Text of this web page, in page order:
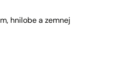
hnilobe a zemnej